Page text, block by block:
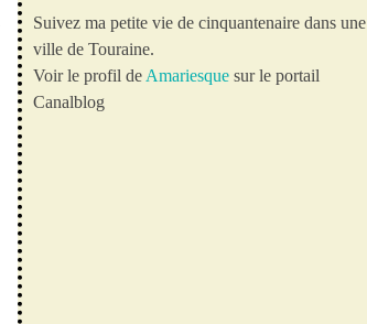
Suivez ma petite vie de cinquantenaire dans une
ville de Touraine.
Voir le profil de Amariesque sur le portail
Canalblog